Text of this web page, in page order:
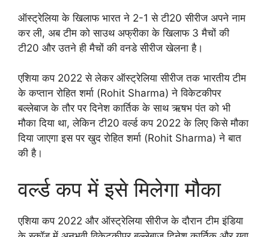
ऑस्ट्रेलिया के खिलाफ भारत ने 2-1 से टी20 सीरीज अपने नाम
कर ली, अब टीम को साउथ अफ्रीका के खिलाफ 3 मैचों की
टी20 और उतने ही मैचों की वनडे सीरीज खेलना है।
एशिया कप 2022 से लेकर ऑस्ट्रेलिया सीरीज तक भारतीय टीम
के कप्तान रोहित शर्मा (Rohit Sharma) ने विकेटकीपर
बल्लेबाज के तौर पर दिनेश कार्तिक के साथ ऋषभ पंत को भी
मौका दिया था, लेकिन टी20 वर्ल्ड कप 2022 के लिए किसे मौका
दिया जाएगा इस पर खुद रोहित शर्मा (Rohit Sharma) ने बात
की है।
वर्ल्ड कप में इसे मिलेगा मौका
एशिया कप 2022 और ऑस्ट्रेलिया सीरीज के दौरान टीम इंडिया